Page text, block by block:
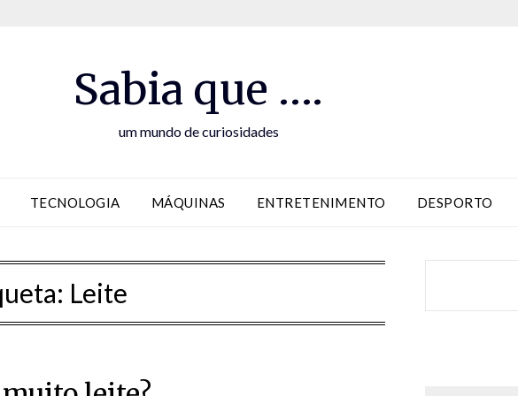
Sabia que ….
um mundo de curiosidades
TECNOLOGIA MÁQUINAS ENTRETENIMENTO DESPORTO
Leite